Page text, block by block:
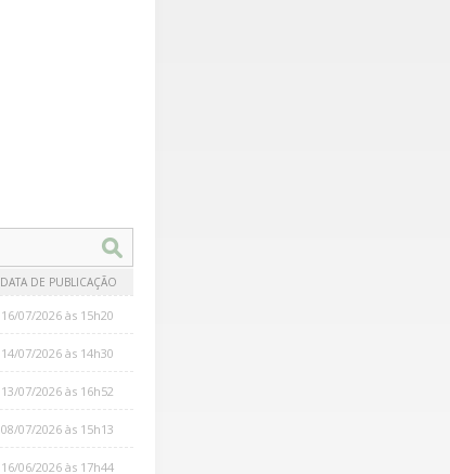
DATA DE PUBLICAÇÃO
16/07/2026 às 15h20
14/07/2026 às 14h30
13/07/2026 às 16h52
08/07/2026 às 15h13
16/06/2026 às 17h44